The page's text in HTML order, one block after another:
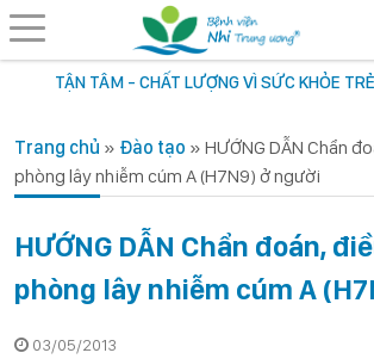
TẬN TÂM - CHẤT LƯỢNG VÌ SỨC KHỎE
Trang chủ » Đào tạo » HƯỚNG DẪN Chẩn
phòng lây nhiễm cúm A (H7N9) ở người
HƯỚNG DẪN Chẩn đoán,
phòng lây nhiễm cúm A
03/05/2013